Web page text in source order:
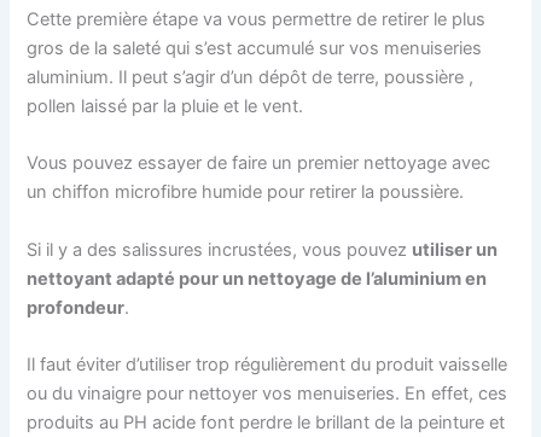
Cette première étape va vous permettre de retirer le plus
gros de la saleté qui s’est accumulé sur vos menuiseries
aluminium. Il peut s’agir d’un dépôt de terre, poussière ,
pollen laissé par la pluie et le vent.
Vous pouvez essayer de faire un premier nettoyage avec
un chiffon microfibre humide pour retirer la poussière.
Si il y a des salissures incrustées, vous pouvez utiliser un
nettoyant adapté pour un nettoyage de l’aluminium en
profondeur.
Il faut éviter d’utiliser trop régulièrement du produit vaisselle
ou du vinaigre pour nettoyer vos menuiseries. En effet, ces
produits au PH acide font perdre le brillant de la peinture et